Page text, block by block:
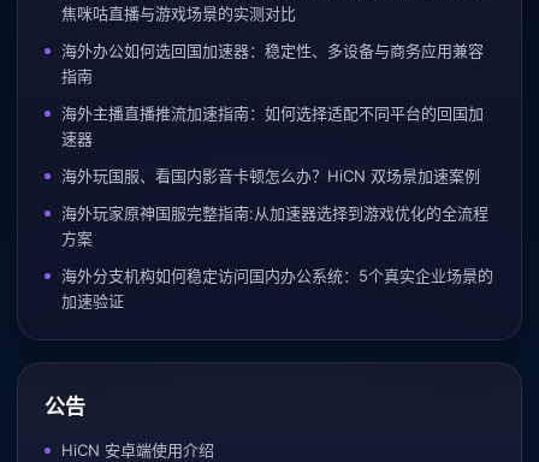
焦咪咕直播与游戏场景的实测对比
海外办公如何选回国加速器：稳定性、多设备与商务应用兼容
指南
海外主播直播推流加速指南：如何选择适配不同平台的回国加
速器
海外玩国服、看国内影音卡顿怎么办？HiCN 双场景加速案例
海外玩家原神国服完整指南:从加速器选择到游戏优化的全流程
方案
海外分支机构如何稳定访问国内办公系统：5个真实企业场景的
加速验证
公告
HiCN 安卓端使用介绍